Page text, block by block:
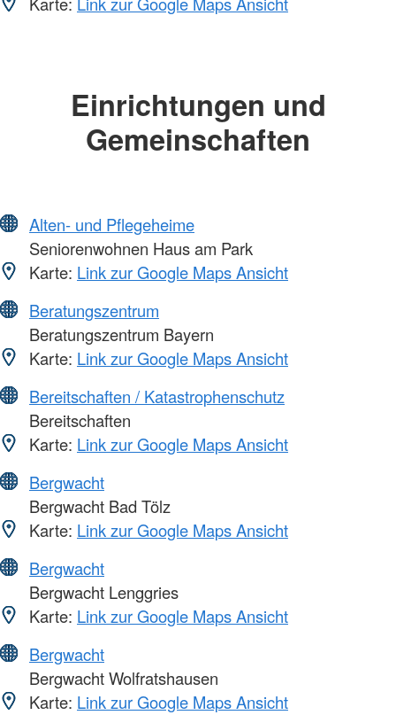
Einrichtungen und
Gemeinschaften
Alten- und Pflegeheime
Seniorenwohnen Haus am Park
Karte: Link zur Google Maps Ansicht
Beratungszentrum
Beratungszentrum Bayern
Karte: Link zur Google Maps Ansicht
Bereitschaften / Katastrophenschutz
Bereitschaften
Karte: Link zur Google Maps Ansicht
Bergwacht
Bergwacht Bad Tölz
Karte: Link zur Google Maps Ansicht
Bergwacht
Bergwacht Lenggries
Karte: Link zur Google Maps Ansicht
Bergwacht
Bergwacht Wolfratshausen
Karte: Link zur Google Maps Ansicht